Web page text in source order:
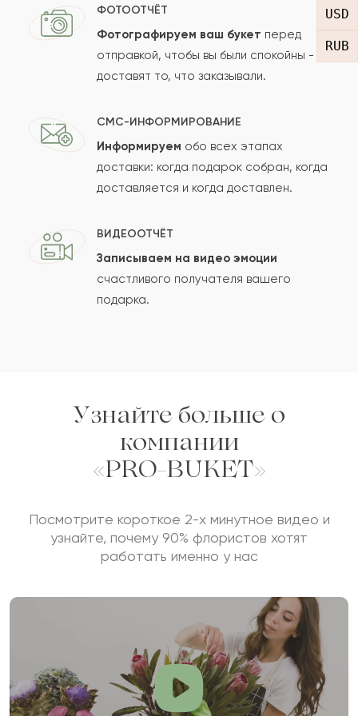
USD
RUB
С Сергей
Красиво оформленный букет, цветы стоят
2021-02-22
zurab xajishvili
Прекрасный букет. Красиво оформленный
PU pubghnew41
Этот букет покорил мое сердце. Это
Оставить свой отзыв
Ваш e-mail
ФОТООТЧЁТ
Фотографируем ваш букет перед
отправкой, чтобы вы были спокойны -
доставят то, что заказывали.
СМС-ИНФОРМИРОВАНИЕ
Информируем обо всех этапах
доставки: когда подарок собран, когда
доставляется и когда доставлен.
ВИДЕООТЧЁТ
Записываем на видео эмоции
счастливого получателя вашего
подарка.
Узнайте больше о
компании
«PRO-BUKET»
Посмотрите короткое 2-х минутное видео и
узнайте, почему 90% флористов хотят
работать именно у нас